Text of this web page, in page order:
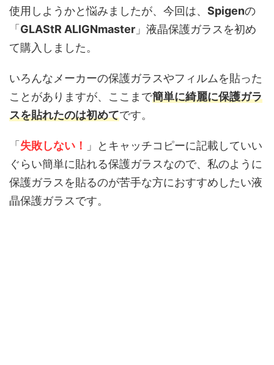
使用しようかと悩みましたが、今回は、 Spigenの
「 GLAStR ALIGNmaster 」液晶保護ガラスを初め
て購入しました。
いろんなメーカーの保護ガラスやフィルムを貼った
ことがありますが、ここまで簡単に綺麗に保護ガラ
スを貼れたのは初めてです。
「 失敗しない！
」とキャッチコピーに記載していい
ぐらい簡単に貼れる保護ガラスなので、私のように
保護ガラスを貼るのが苦手な方におすすめしたい液
晶保護ガラスです。